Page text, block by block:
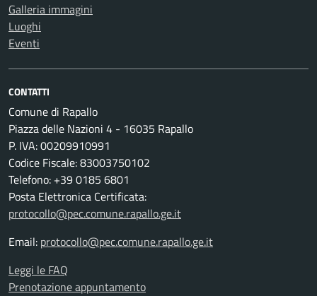
Galleria immagini
Luoghi
Eventi
CONTATTI
Comune di Rapallo
Piazza delle Nazioni 4 - 16035 Rapallo
P. IVA: 00209910991
Codice Fiscale: 83003750102
Telefono: +39 0185 6801
Posta Elettronica Certificata:
protocollo@pec.comune.rapallo.ge.it
Email: protocollo@pec.comune.rapallo.ge.it
Leggi le FAQ
Prenotazione appuntamento